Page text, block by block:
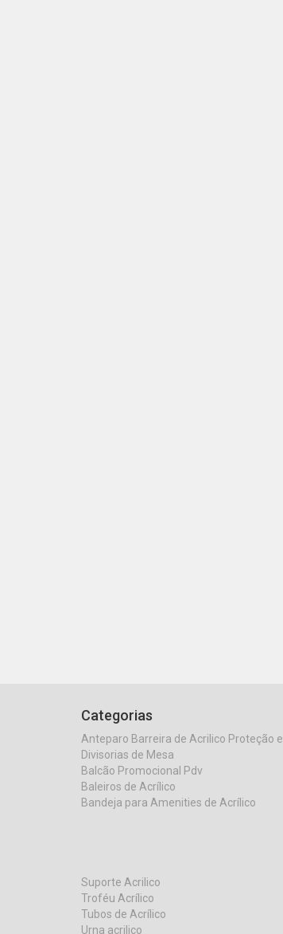
Categorias
Anteparo Barreira de Acrilico Proteção e
Divisorias de Mesa
Balcão Promocional Pdv
Baleiros de Acrílico
Bandeja para Amenities de Acrílico
Suporte Acrilico
Troféu Acrílico
Tubos de Acrílico
Urna acrilico